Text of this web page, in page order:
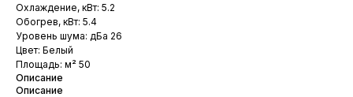
Охлаждение, кВт: 5.2
Обогрев, кВт: 5.4
Уровень шума: дБа 26
Цвет: Белый
Площадь: м² 50
Описание
Описание